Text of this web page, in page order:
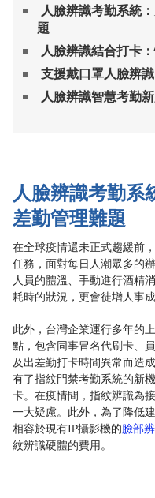
人臉辨識考勤系統
題
人臉辨識結合打卡
支援戴口罩人臉辨
人臉辨識智慧考勤
人臉辨識考勤系
差勤管理難題
在全球疫情還未正式趨緩前
任務，面對每日人潮眾多的
人員的體溫、手動進行酒精
耗時的狀況，更會徒增人事
此外，台灣企業運行多年的
點，包含同事冒名代刷卡、
及出差勤打卡時間異常而造
有了指紋門禁考勤系統的新
卡。在疫情間，指紋辨識為
一大疑慮。此外，為了降低
相容於現有IP攝影機的臉部
紋辨識硬體的費用。